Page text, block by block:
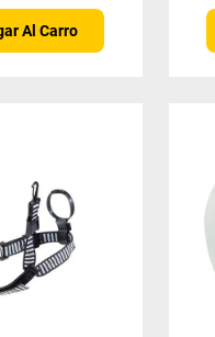
Al Carro